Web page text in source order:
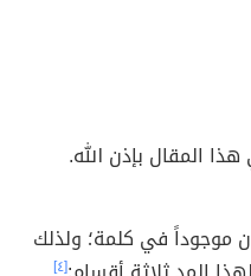
المقال بإذن الله.
موجوداً في كلمة؛ ولذلك
[٤]